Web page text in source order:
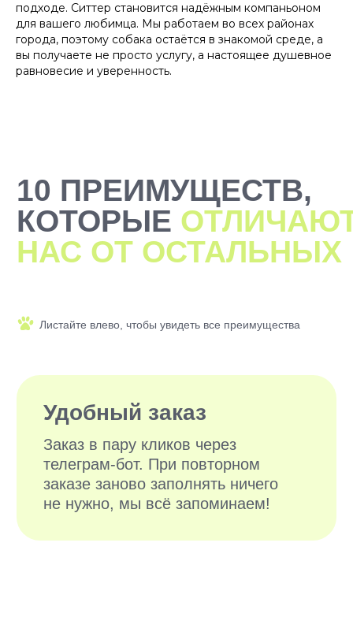
подходе. Ситтер становится надёжным компаньоном
для вашего любимца. Мы работаем во всех районах
города, поэтому собака остаётся в знакомой среде, а
вы получаете не просто услугу, а настоящее душевное
равновесие и уверенность.
2000+ САМЫХ
ЗАБОТЛИВЫХ